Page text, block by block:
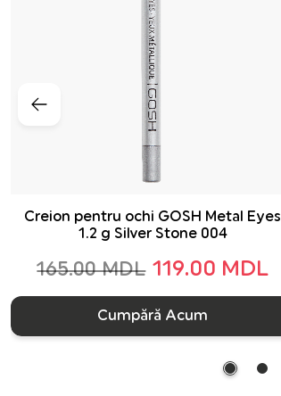
Creion pentru ochi GOSH Metal Eyes
1.2 g Silver Stone 004
165.00 MDL 119.00 MDL
Cumpără Acum